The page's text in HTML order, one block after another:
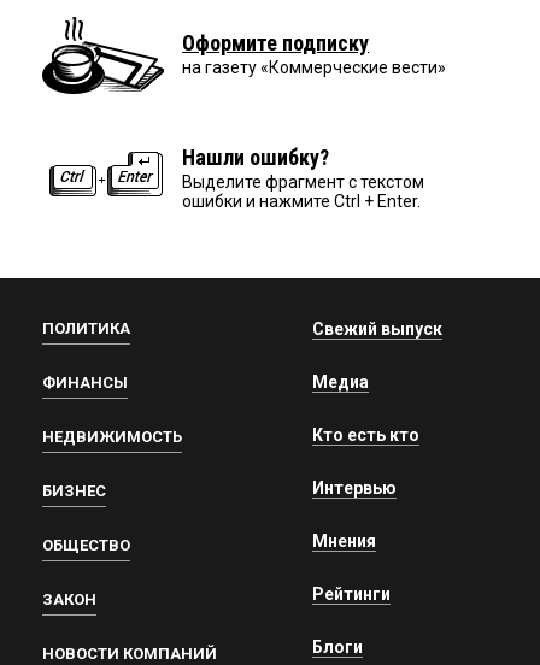
Оформите подписку
на газету «Коммерческие вести»
Нашли ошибку?
Выделите фрагмент с текстом
ошибки и нажмите Ctrl + Enter.
ПОЛИТИКА
ФИНАНСЫ
НЕДВИЖИМОСТЬ
БИЗНЕС
ОБЩЕСТВО
ЗАКОН
НОВОСТИ КОМПАНИЙ
Свежий выпуск
Медиа
Кто есть кто
Интервью
Мнения
Рейтинги
Блоги